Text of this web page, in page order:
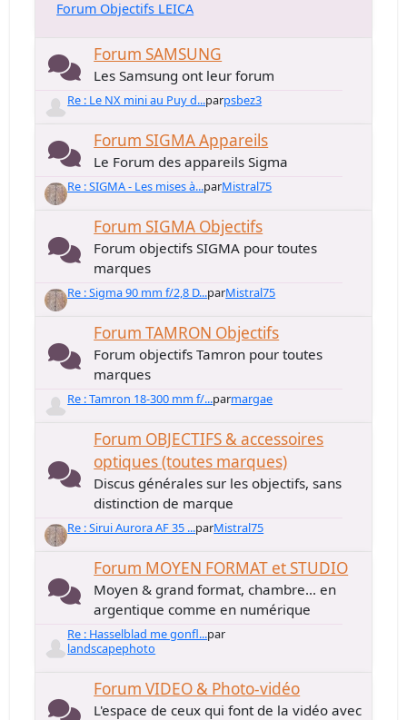
Forum Objectifs LEICA
Forum SAMSUNG
Les Samsung ont leur forum
Re : Le NX mini au Puy d...parpsbez3
Forum SIGMA Appareils
Le Forum des appareils Sigma
Re : SIGMA - Les mises à...parMistral75
Forum SIGMA Objectifs
Forum objectifs SIGMA pour toutes
marques
Re : Sigma 90 mm f/2,8 D...parMistral75
Forum TAMRON Objectifs
Forum objectifs Tamron pour toutes
marques
Re : Tamron 18-300 mm f/...parmargae
Forum OBJECTIFS & accessoires
optiques (toutes marques)
Discus générales sur les objectifs, sans
distinction de marque
Re : Sirui Aurora AF 35 ...parMistral75
Forum MOYEN FORMAT et STUDIO
Moyen & grand format, chambre... en
argentique comme en numérique
Re : Hasselblad me gonfl...par
landscapephoto
Forum VIDEO & Photo-vidéo
L'espace de ceux qui font de la vidéo avec